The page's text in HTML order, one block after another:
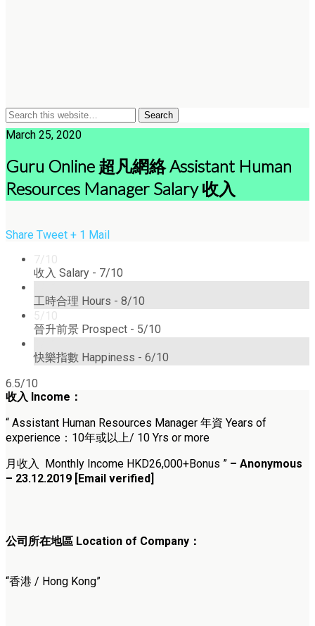
March 25, 2020
Guru Online 超凡網絡 Assistant Human
Resources Manager Salary 收入
Share Tweet + 1 Mail
7/10
收入 Salary - 7/10
工時合理 Hours - 8/10
5/10
晉升前景 Prospect - 5/10
快樂指數 Happiness - 6/10
6.5/10
收入 Income：
“ Assistant Human Resources Manager 年資 Years of
experience：10年或以上/ 10 Yrs or more
月收入 Monthly Income HKD26,000+Bonus ” – Anonymous
– 23.12.2019 [Email verified]
公司所在地區 Location of Company：
“香港 / Hong Kong”